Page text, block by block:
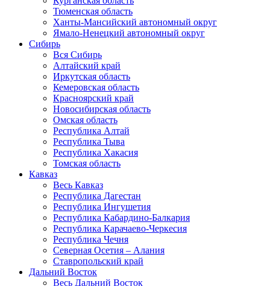
Тюменская область
Ханты-Мансийский автономный округ
Ямало-Ненецкий автономный округ
Сибирь
Вся Сибирь
Алтайский край
Иркутская область
Кемеровская область
Красноярский край
Новосибирская область
Омская область
Республика Алтай
Республика Тыва
Республика Хакасия
Томская область
Кавказ
Весь Кавказ
Республика Дагестан
Республика Ингушетия
Республика Кабардино-Балкария
Республика Карачаево-Черкесия
Республика Чечня
Северная Осетия – Алания
Ставропольский край
Дальний Восток
Весь Дальний Восток